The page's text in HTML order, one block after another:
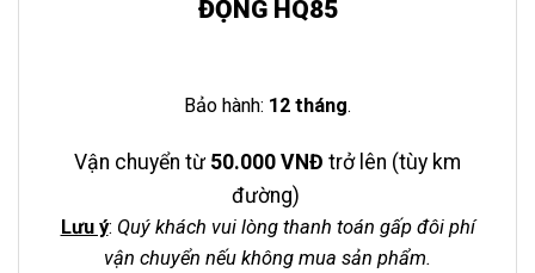
ĐỘNG HQ85
Bảo hành: 12 tháng.
Vận chuyển từ 50.000 VNĐ trở lên (tùy km
đường)
Lưu ý: Quý khách vui lòng thanh toán gấp đôi phí
vận chuyển nếu không mua sản phẩm.